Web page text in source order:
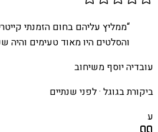
“ממליץ עליהם בחום הזמנתי
והסלטים היו מאוד טעימים והיה
עובדיה יוסף משיחוב
ביקורת בגוגל ·לפני שנתיים
ע